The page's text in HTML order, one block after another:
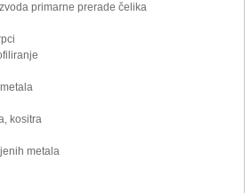
primarne prerade čelika
kositra
metala